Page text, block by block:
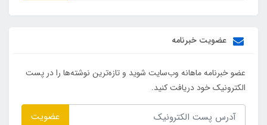
عضویت خبرنامه
عضو خبرنامه ماهانه وب‌سایت شوید و تازه‌ترین نوشته‌ها را در پست
الکترونیک خود دریافت کنید.
عضویت